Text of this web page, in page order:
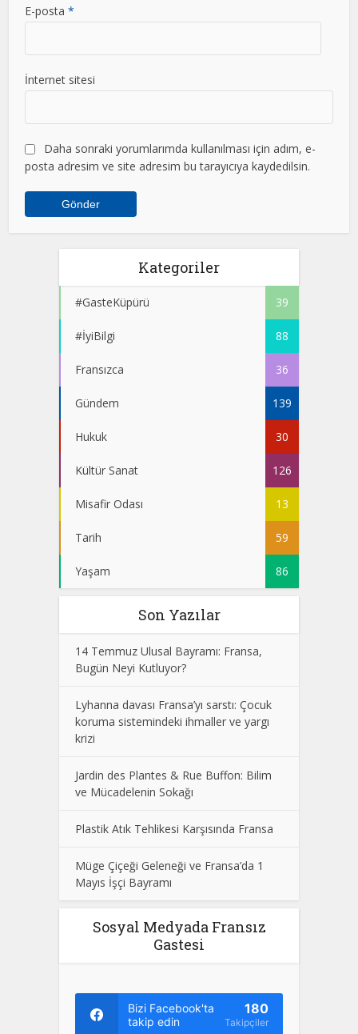
E-posta*
İnternet sitesi
Daha sonraki yorumlarımda kullanılması için adım, e-
posta adresim ve site adresim bu tarayıcıya kaydedilsin.
Kategoriler
#GasteKüpürü 39
#İyiBilgi 88
Fransızca 36
Gündem 139
Hukuk 30
Kültür Sanat 126
Misafir Odası 13
Tarih 59
Yaşam 86
Son Yazılar
14 Temmuz Ulusal Bayramı: Fransa,
Bugün Neyi Kutluyor?
Lyhanna davası Fransa’yı sarstı: Çocuk
koruma sistemindeki ihmaller ve yargı
krizi
Jardin des Plantes & Rue Buffon: Bilim
ve Mücadelenin Sokağı
Plastik Atık Tehlikesi Karşısında Fransa
Müge Çiçeği Geleneği ve Fransa’da 1
Mayıs İşçi Bayramı
Sosyal Medyada Fransız
Gastesi
Bizi Facebook'ta
takip edin
180
Takipçiler